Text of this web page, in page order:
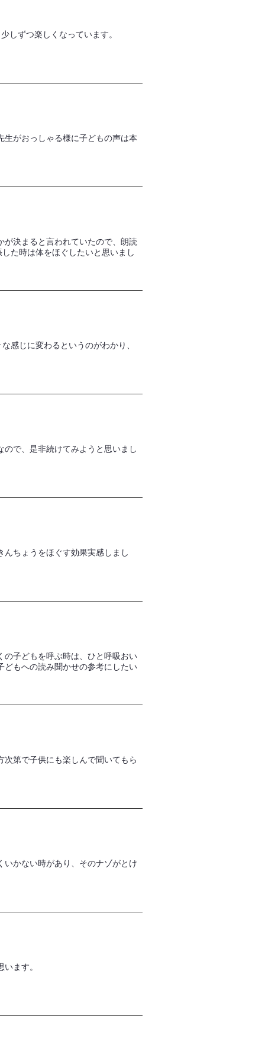
しずつ楽しくなっています。
がおっしゃる様に子どもの声は本
決まると言われていたので、朗読
た時は体をほぐしたいと思いまし
感じに変わるというのがわかり、
で、是非続けてみようと思いまし
ちょうをほぐす効果実感しまし
の子どもを呼ぶ時は、ひと呼吸おい
どもへの読み聞かせの参考にしたい
第で子供にも楽しんで聞いてもら
かない時があり、そのナゾがとけ
ます。